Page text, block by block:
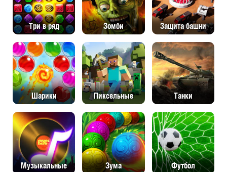
Три в ряд Зомби Защита башни
Шарики Пиксельные Танки
Музыкальные Зума Футбол